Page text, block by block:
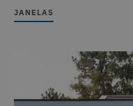
JANELAS